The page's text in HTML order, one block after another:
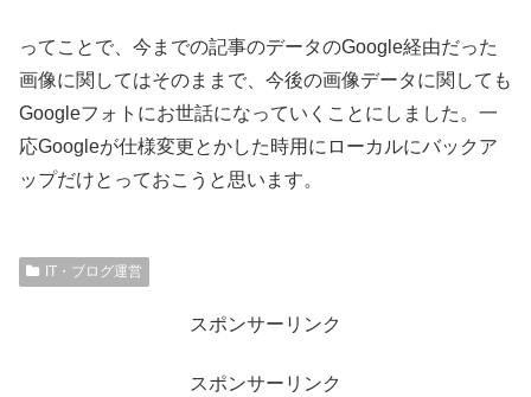
ってことで、今までの記事のデータのGoogle経由だった
画像に関してはそのままで、今後の画像データに関しても
Googleフォトにお世話になっていくことにしました。一
応Googleが仕様変更とかした時用にローカルにバックア
ップだけとっておこうと思います。
IT・ブログ運営
スポンサーリンク
スポンサーリンク